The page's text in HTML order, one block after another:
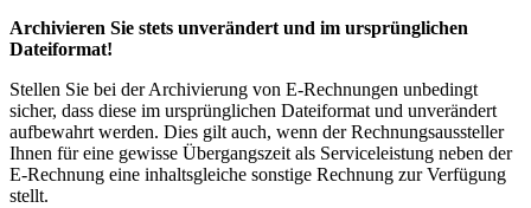
Archivieren Sie stets unverändert und im ursprünglichen
Dateiformat!
Stellen Sie bei der Archivierung von E-Rechnungen unbedingt
sicher, dass diese im ursprünglichen Dateiformat und unverändert
aufbewahrt werden. Dies gilt auch, wenn der Rechnungsaussteller
Ihnen für eine gewisse Übergangszeit als Serviceleistung neben der
E-Rechnung eine inhaltsgleiche sonstige Rechnung zur Verfügung
stellt.